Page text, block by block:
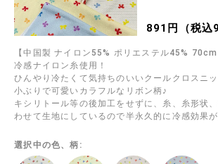
891円（税込
【中国製 ナイロン55% ポリエステル45% 70cm
冷感ナイロン糸使用！
ひんやり冷たくて気持ちのいいクールクロスニ
小ぶりで可愛いカラフルなリボン柄♪
キシリトール等の後加工をせずに、糸、糸形状
わせて生地にしているので半永久的に冷感効果
選択中の色、柄: